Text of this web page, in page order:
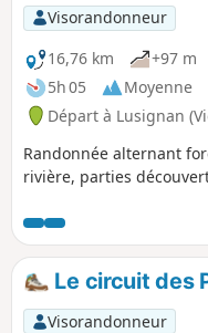
Visorandonneur
16,76 km
+97 m
5h 05
Moyenne
Départ à Lusignan
Randonnée alternant
rivière, parties
Le circuit des
Visorandonneur